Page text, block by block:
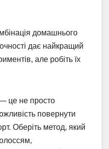
домашнього
дає найкращий
але робіть їх
це не просто
повернути
Оберіть метод, який